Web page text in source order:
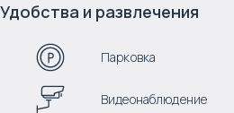
Удобства и развлечения
Парковка
Видеонаблюдение